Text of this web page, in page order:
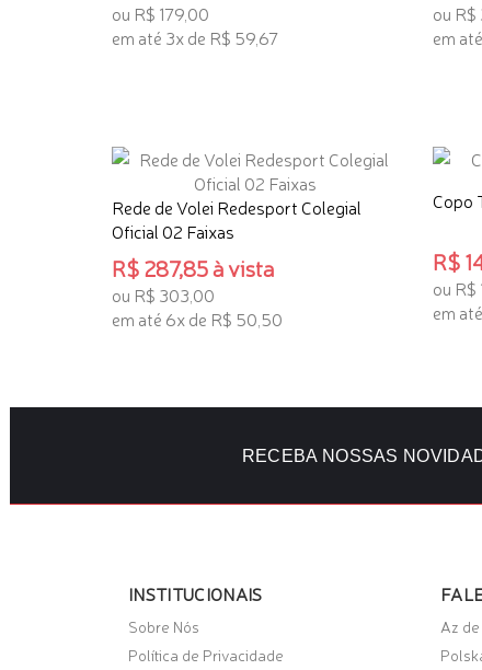
ou R$ 179,00
em até 3x de R$ 59,67
ou R$
em
Rede de Volei Redesport Colegial
Oficial 02 Faixas
R$ 287,85 à vista
ou R$ 303,00
em até 6x de R$ 50,50
Copo
R$
ou R$
em
RECEBA NOSSAS
INSTITUCIONAIS
Sobre Nós
Política de Privacidade
Az